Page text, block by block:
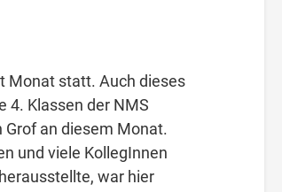
Monat statt. Auch dieses
4. Klassen der NMS
an diesem Monat.
und viele KollegInnen
war hier